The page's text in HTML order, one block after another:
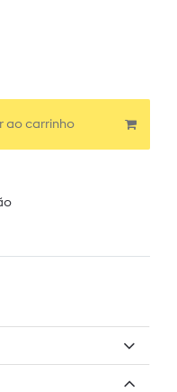
ao carrinho